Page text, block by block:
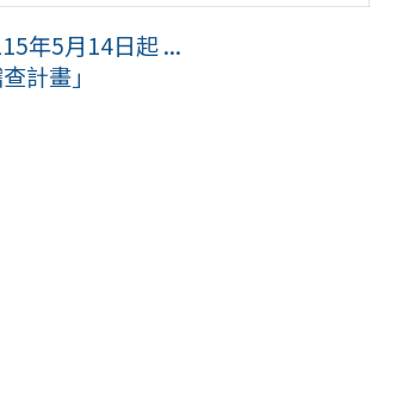
年5月14日起 ...
計畫」